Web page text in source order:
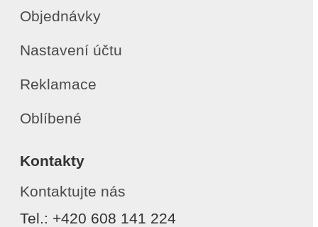
Objednávky
Nastavení účtu
Reklamace
Oblíbené
Kontakty
Kontaktujte nás
Tel.: +420 608 141 224